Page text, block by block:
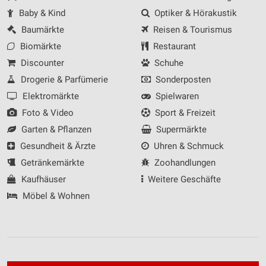
Baby & Kind
Baumärkte
Biomärkte
Discounter
Drogerie & Parfümerie
Elektromärkte
Foto & Video
Garten & Pflanzen
Gesundheit & Ärzte
Getränkemärkte
Kaufhäuser
Möbel & Wohnen
Optiker & Hörakustik
Reisen & Tourismus
Restaurant
Schuhe
Sonderposten
Spielwaren
Sport & Freizeit
Supermärkte
Uhren & Schmuck
Zoohandlungen
Weitere Geschäfte
Verwendung von Profilen zur Auswahl
personalisierter Werbung
Erstellung von Profilen zur Personalisierung
von Inhalten
Verwendung von Profilen zur Auswahl
personalisierter Inhalte
Messung der Werbeleistung
Messung der Performance von Inhalten
Analyse von Zielgruppen durch Statistiken oder
Kombinationen von Daten aus verschiedenen